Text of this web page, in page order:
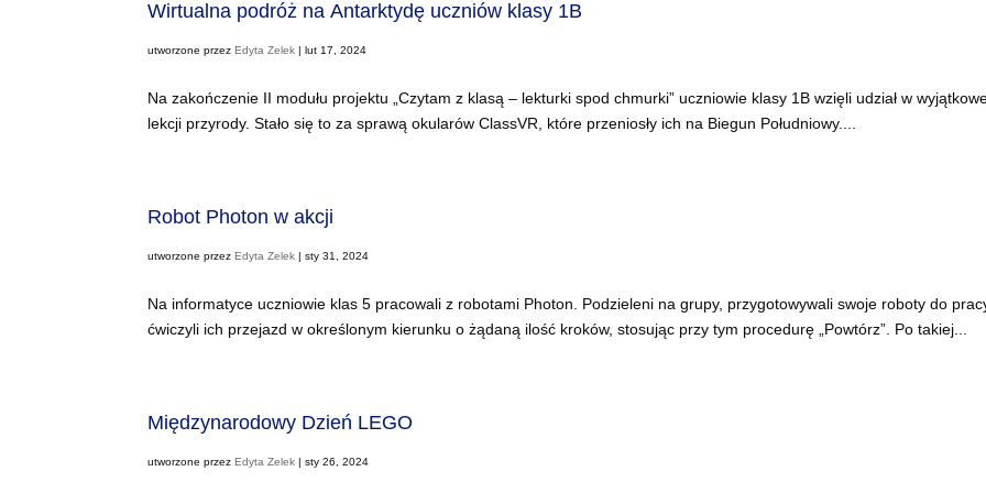
Wirtualna podróż na Antarktydę uczniów klasy 1B
utworzone przezEdyta Zelek |lut 17, 2024
Na zakończenie II modułu projektu „Czytam z klasą – lekturki spod chmurki” uczniowie klasy 1B wzięli udział w
lekcji przyrody. Stało się to za sprawą okularów ClassVR, które przeniosły ich na Biegun Południowy....
Robot Photon w akcji
utworzone przezEdyta Zelek |sty 31, 2024
Na informatyce uczniowie klas 5 pracowali z robotami Photon. Podzieleni na grupy, przygotowywali swoje roboty do
ćwiczyli ich przejazd w określonym kierunku o żądaną ilość kroków, stosując przy tym procedurę „Powtórz”. Po takiej...
Międzynarodowy Dzień LEGO
utworzone przezEdyta Zelek |sty 26, 2024